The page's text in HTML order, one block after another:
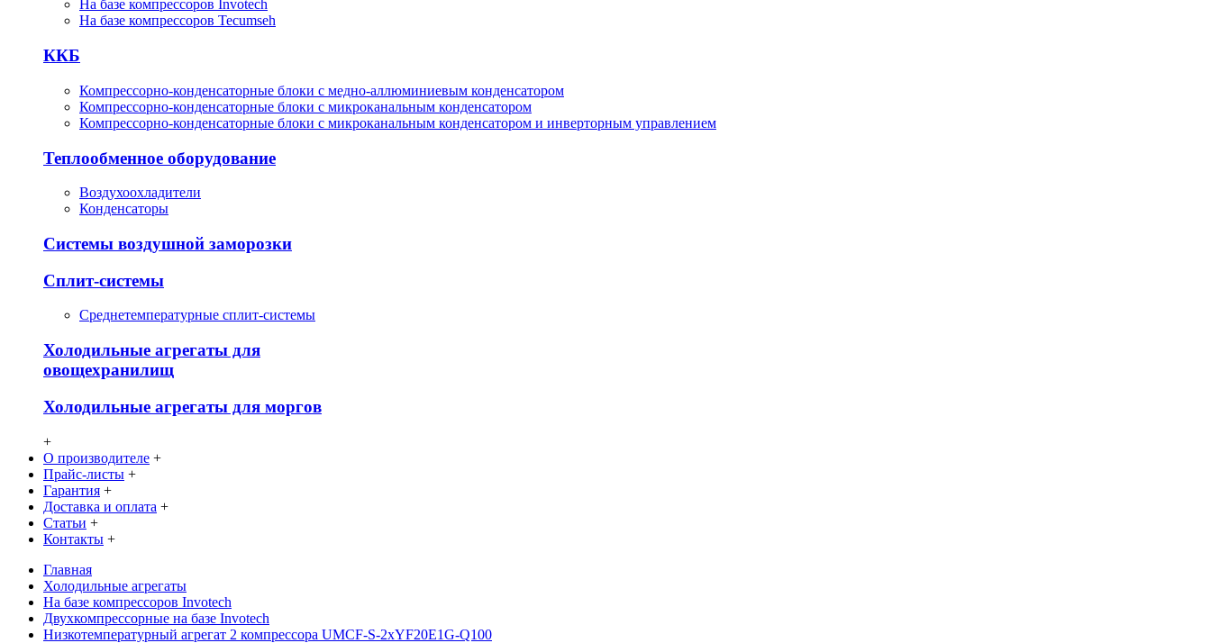
На базе компрессоров Invotech
На базе компрессоров Tecumseh
ККБ
Компрессорно-конденсаторные блоки с медно-аллюминиевым конденсатором
Компрессорно-конденсаторные блоки с микроканальным конденсатором
Компрессорно-конденсаторные блоки с микроканальным конденсатором и инверторным управлением
Теплообменное оборудование
Воздухоохладители
Конденсаторы
Системы воздушной заморозки
Сплит-системы
Среднетемпературные сплит-системы
Холодильные агрегаты для
овощехранилищ
Холодильные агрегаты для моргов
+
О производителе +
Прайс-листы +
Гарантия +
Доставка и оплата +
Статьи +
Контакты +
Главная
Холодильные агрегаты
На базе компрессоров Invotech
Двухкомпрессорные на базе Invotech
Низкотемпературный агрегат 2 компрессора UMCF-S-2хYF20E1G-Q100